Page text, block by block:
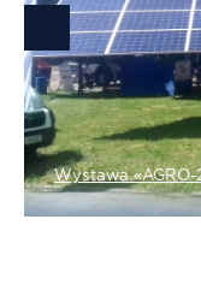
Wystawa «AGRO-